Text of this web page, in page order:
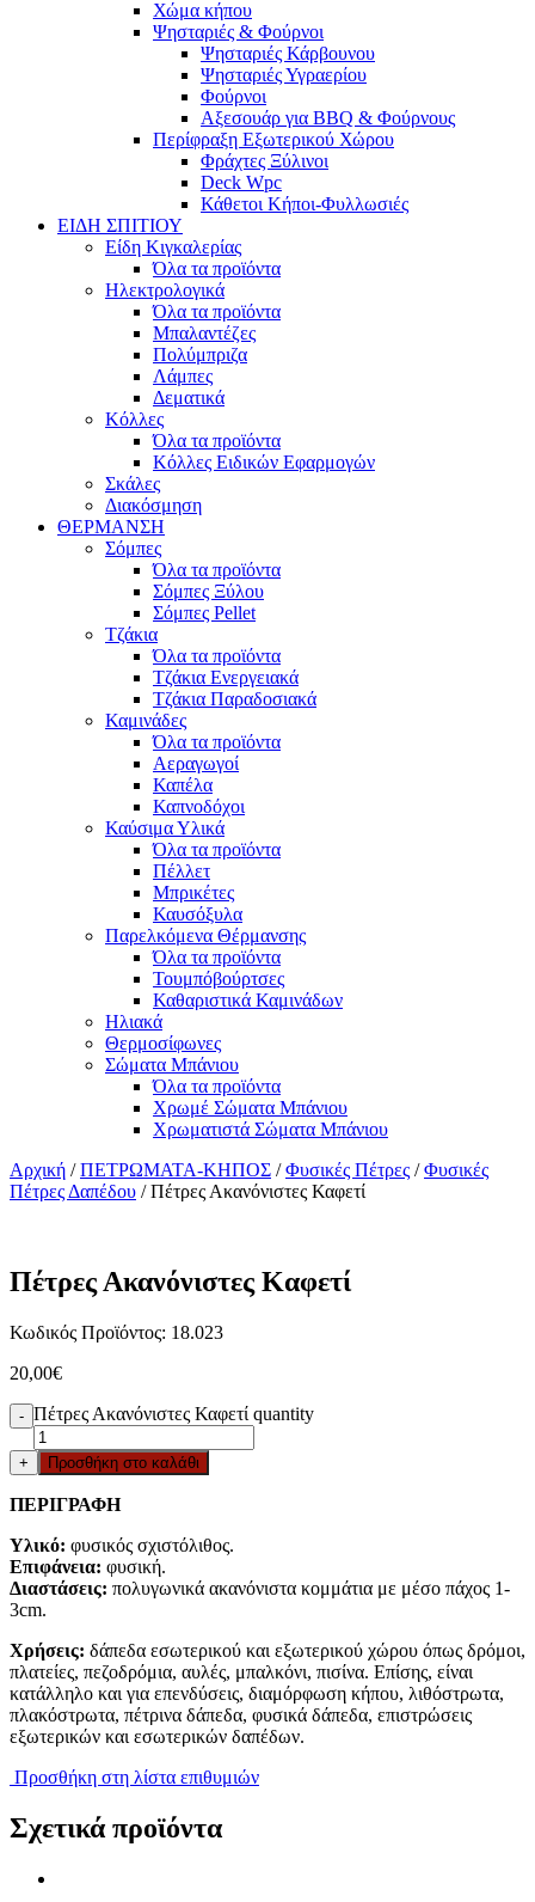
Χώμα κήπου
Ψησταριές & Φούρνοι
Ψησταριές Κάρβουνου
Ψησταριές Υγραερίου
Φούρνοι
Αξεσουάρ για BBQ & Φούρνους
Περίφραξη Εξωτερικού Χώρου
Φράχτες Ξύλινοι
Deck Wpc
Κάθετοι Κήποι-Φυλλωσιές
ΕΙΔΗ ΣΠΙΤΙΟΥ
Είδη Κιγκαλερίας
Όλα τα προϊόντα
Ηλεκτρολογικά
Όλα τα προϊόντα
Μπαλαντέζες
Πολύμπριζα
Λάμπες
Δεματικά
Κόλλες
Όλα τα προϊόντα
Κόλλες Ειδικών Εφαρμογών
Σκάλες
Διακόσμηση
ΘΕΡΜΑΝΣΗ
Σόμπες
Όλα τα προϊόντα
Σόμπες Ξύλου
Σόμπες Pellet
Τζάκια
Όλα τα προϊόντα
Τζάκια Ενεργειακά
Τζάκια Παραδοσιακά
Καμινάδες
Όλα τα προϊόντα
Αεραγωγοί
Καπέλα
Καπνοδόχοι
Καύσιμα Υλικά
Όλα τα προϊόντα
Πέλλετ
Μπρικέτες
Καυσόξυλα
Παρελκόμενα Θέρμανσης
Όλα τα προϊόντα
Τουμπόβούρτσες
Καθαριστικά Καμινάδων
Ηλιακά
Θερμοσίφωνες
Σώματα Μπάνιου
Όλα τα προϊόντα
Χρωμέ Σώματα Μπάνιου
Χρωματιστά Σώματα Μπάνιου
Αρχική /ΠΕΤΡΩΜΑΤΑ-ΚΗΠΟΣ /Φυσικές Πέτρες /Φυσικές
Πέτρες Δαπέδου / Πέτρες Ακανόνιστες Καφετί
Πέτρες Ακανόνιστες Καφετί
Κωδικός Προϊόντος: 18.023
20,00€
- Πέτρες Ακανόνιστες Καφετί quantity
+ Προσθήκη στο καλάθι
ΠΕΡΙΓΡΑΦΗ
Υλικό: φυσικός σχιστόλιθος.
Επιφάνεια: φυσική.
Διαστάσεις: πολυγωνικά ακανόνιστα κομμάτια με μέσο πάχος 1-
3cm.
Χρήσεις: δάπεδα εσωτερικού και εξωτερικού χώρου όπως δρόμοι,
πλατείες, πεζοδρόμια, αυλές, μπαλκόνι, πισίνα. Επίσης, είναι
κατάλληλο και για επενδύσεις, διαμόρφωση κήπου, λιθόστρωτα,
πλακόστρωτα, πέτρινα δάπεδα, φυσικά δάπεδα, επιστρώσεις
εξωτερικών και εσωτερικών δαπέδων.
Προσθήκη στη λίστα επιθυμιών
Σχετικά προϊόντα